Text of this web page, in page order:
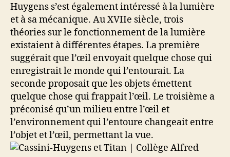
Huygens s’est également intéressé à la lumière
et à sa mécanique. Au XVIIe siècle, trois
théories sur le fonctionnement de la lumière
existaient à différentes étapes. La première
suggérait que l’œil envoyait quelque chose qui
enregistrait le monde qui l’entourait. La
seconde proposait que les objets émettent
quelque chose qui frappait l’œil. Le troisième a
préconisé qu’un milieu entre l’œil et
l’environnement qui l’entoure changeait entre
l’objet et l’œil, permettant la vue.